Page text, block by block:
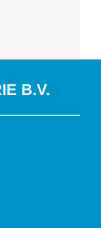
B.V.